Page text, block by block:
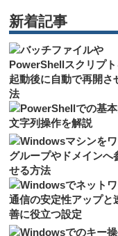
新着記事